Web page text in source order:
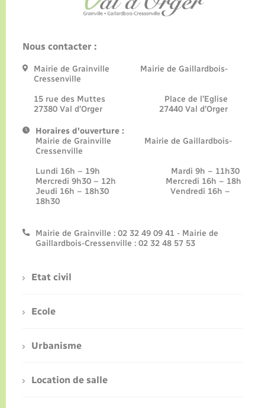
Nous contacter :
Mairie de Grainville Mairie de Gaillardbois-
Cressenville
15 rue des Muttes Place de l’Eglise
27380 Val d’Orger 27440 Val d’Orger
Horaires d'ouverture :
Mairie de Grainville Mairie de Gaillardbois-
Cressenville
Lundi 16h – 19h Mardi 9h – 11h30
Mercredi 9h30 – 12h Mercredi 16h – 18h
Jeudi 16h – 18h30 Vendredi 16h –
18h30
Mairie de Grainville : 02 32 49 09 41 - Mairie de
Gaillardbois-Cressenville : 02 32 48 57 53
Etat civil
Ecole
Urbanisme
Location de salle